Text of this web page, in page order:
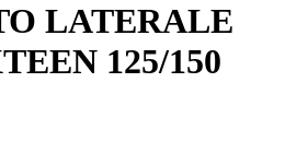
LATERALE
125/150